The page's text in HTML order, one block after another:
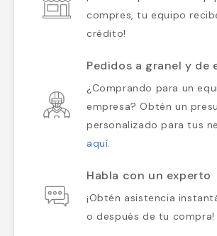
compres, tu equipo
crédito!
Pedidos a granel y de
¿Comprando para un
empresa? Obtén un
personalizado para tus
aquí.
Habla con un experto
¡Obtén asistencia
o después de tu compra!